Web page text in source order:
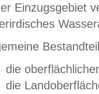
Einzugsgebiet
die
die